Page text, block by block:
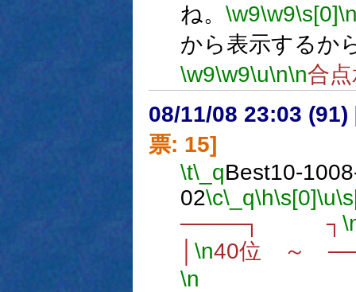
ね。 \w9\w9\s[0]
から表示するか
\w9\w9\u\n\n合
08/11/08 23:03 (91)
票: 15]
\t\_qBest10-
02\c\_q\h\s[0]\u
────┐ ┐
\n40位 ～
\n